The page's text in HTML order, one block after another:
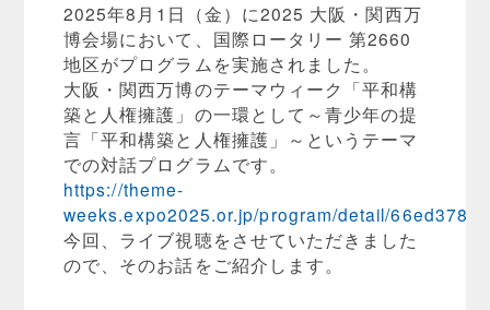
2025年8月1日（金）に2025 大阪・関西万
博会場において、国際ロータリー 第2660
地区がプログラムを実施されました。
大阪・関西万博のテーマウィーク「平和構
築と人権擁護」の一環として～青少年の提
言「平和構築と人権擁護」～というテーマ
での対話プログラムです。
https://theme-
weeks.expo2025.or.jp/program/detail/
今回、ライブ視聴をさせていただきました
ので、そのお話をご紹介します。